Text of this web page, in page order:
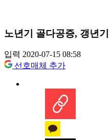
노년기 골다공증, 갱년
입력 2020-07-15 08:58
선호매체 추가